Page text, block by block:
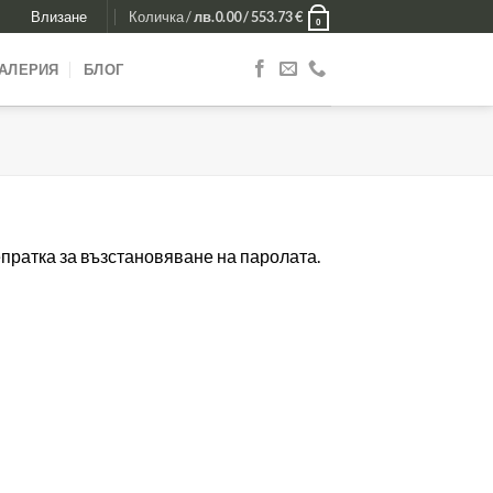
Влизане Количка /лв.0.00/ 553.73 € 0
БЛОГ
за възстановяване на паролата.